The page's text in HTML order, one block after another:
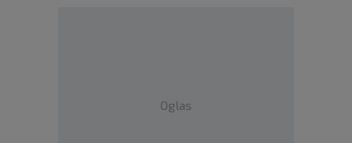
Oglas